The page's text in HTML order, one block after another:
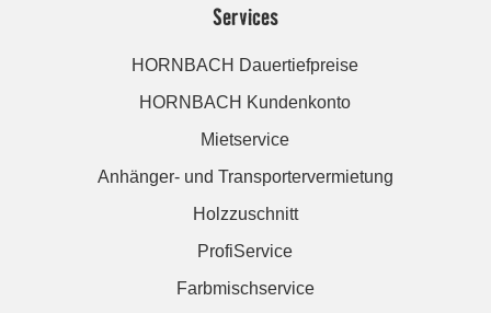
Services
HORNBACH Dauertiefpreise
HORNBACH Kundenkonto
Mietservice
Anhänger- und Transportervermietung
Holzzuschnitt
ProfiService
Farbmischservice